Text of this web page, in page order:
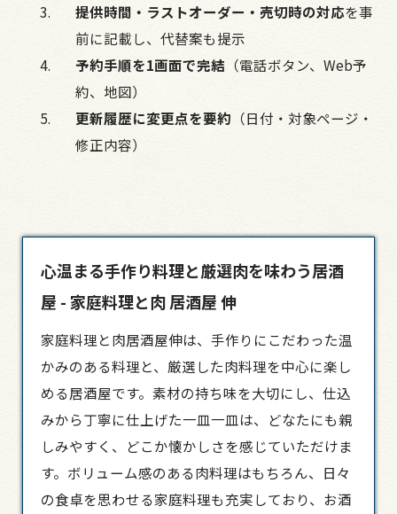
提供時間・ラストオーダー・売切時の対応を事
前に記載し、代替案も提示
予約手順を1画面で完結 （電話ボタン、Web予
約、地図）
更新履歴に変更点を要約 （日付・対象ページ・
修正内容）
心温まる手作り料理と厳選肉を味わう居酒
屋 - 家庭料理と肉 居酒屋 伸
家庭料理と肉居酒屋伸は、手作りにこだわった温
かみのある料理と、厳選した肉料理を中心に楽し
める居酒屋です。素材の持ち味を大切にし、仕込
みから丁寧に仕上げた一皿一皿は、どなたにも親
しみやすく、どこか懐かしさを感じていただけま
す。ボリューム感のある肉料理はもちろん、日々
の食卓を思わせる家庭料理も充実しており、お酒